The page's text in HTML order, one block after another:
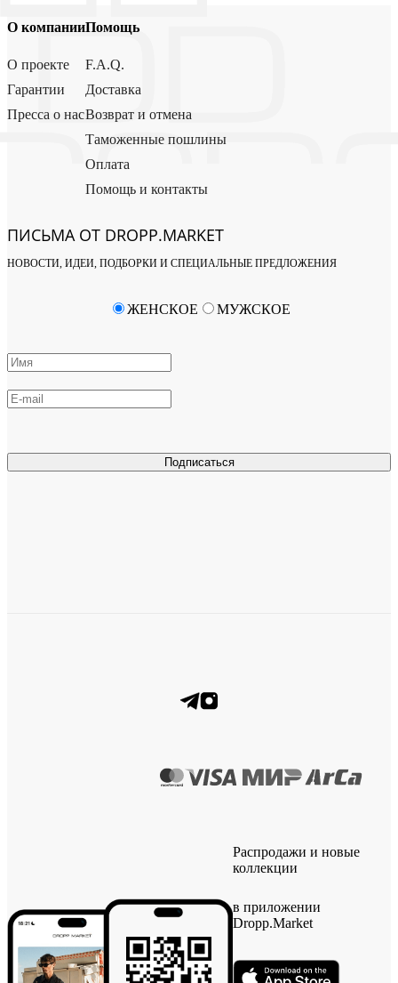
О компании
О проекте
Гарантии
Пресса о нас
Помощь
F.A.Q.
Доставка
Возврат и отмена
Таможенные пошлины
Оплата
Помощь и контакты
ПИСЬМА ОТ DROPP.MARKET
НОВОСТИ, ИДЕИ, ПОДБОРКИ И СПЕЦИАЛЬНЫЕ ПРЕДЛОЖЕНИЯ
Подписаться
ЖЕНСКОЕ МУЖСКОЕ
Распродажи и новые
коллекции
в приложении
Dropp.Market